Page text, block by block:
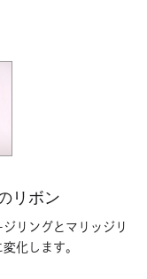
リボン
リングとマリッジリ
化します。